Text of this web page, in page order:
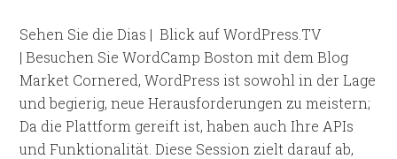
Sehen Sie die Dias | Blick auf WordPress.TV
| Besuchen Sie WordCamp Boston mit dem Blog
Market Cornered, WordPress ist sowohl in der Lage
und begierig, neue Herausforderungen zu meistern;
Da die Plattform gereift ist, haben auch Ihre APIs
und Funktionalität. Diese Session zielt darauf ab,